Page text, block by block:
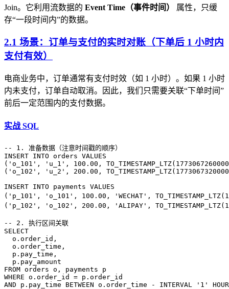
Join。它利用流数据的 Event Time（事件时间）
属性，只缓
存“一段时间内”的数据。
2.1 场景：订单与支付的实时对账（下单后 1 小时内
支付有效）
电商业务中，订单通常有支付时效（如 1 小时）。如果 1 小时
内未支付，订单自动取消。因此，我们只需要关联“下单时间”
前后一定范围内的支付数据。
实战 SQL
-- 1. 准备数据（注意时间戳的顺序）
INSERT INTO orders VALUES
( 'o_101' , 'u_1' , 100 . 00 , TO_TIMESTAMP_LTZ( 1773067260000
( 'o_102' , 'u_2' , 200 . 00 , TO_TIMESTAMP_LTZ( 1773067320000
INSERT INTO payments VALUES
( 'p_101' , 'o_101' , 100 . 00 , 'WECHAT' , TO_TIMESTAMP_LTZ(
( 'p_102' , 'o_102' , 200 . 00 , 'ALIPAY' , TO_TIMESTAMP_LTZ(
-- 2. 执行区间关联
SELECT
  o
. order_id ,
  o
. order_time ,
  p
. pay_time ,
  p
. pay_amount
FROM orders o, payments p
WHERE o . order_id = p . order_id
AND p . pay_time BETWEEN o . order_time - INTERVAL '1' HOUR